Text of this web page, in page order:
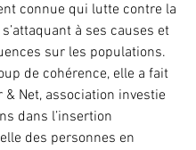
connue qui lutte contre la
à ses causes et
sur les populations.
de cohérence, elle a fait
& Net, association investie
dans l’insertion
des personnes en